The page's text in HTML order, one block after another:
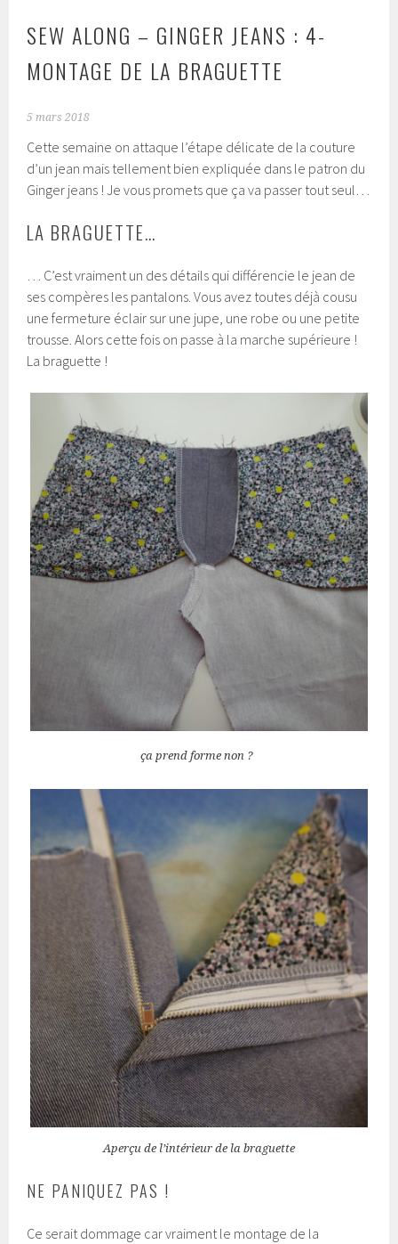
SEW ALONG – GINGER JEANS : 4-
MONTAGE DE LA BRAGUETTE
5 mars 2018
Cette semaine on attaque l’étape délicate de la couture
d’un jean mais tellement bien expliquée dans le patron du
Ginger jeans ! Je vous promets que ça va passer tout seul…
LA BRAGUETTE…
… C’est vraiment un des détails qui différencie le jean de
ses compères les pantalons. Vous avez toutes déjà cousu
une fermeture éclair sur une jupe, une robe ou une petite
trousse. Alors cette fois on passe à la marche supérieure !
La braguette !
ça prend forme non ?
Aperçu de l’intérieur de la braguette
NE PANIQUEZ PAS !
Ce serait dommage car vraiment le montage de la